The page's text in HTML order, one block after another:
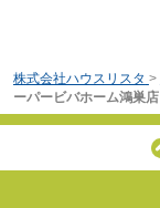
株式会社ハウスリスタ >
ーパービバホーム鴻巣店